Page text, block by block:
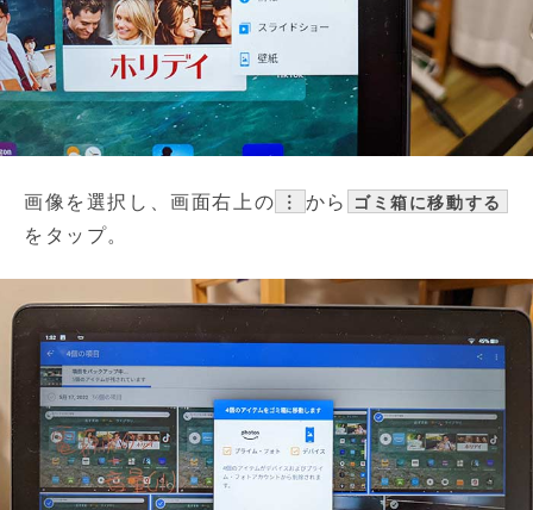
画像を選択し、画面右上の ︙ から ゴミ箱に移動する
をタップ。